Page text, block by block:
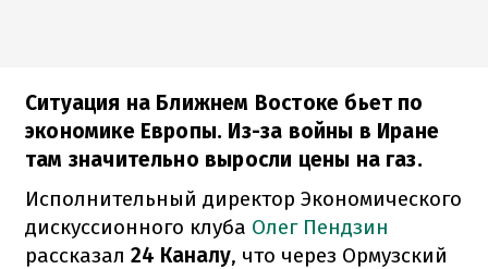
Ситуация на Ближнем Востоке бьет по
экономике Европы. Из-за войны в Иране
там значительно выросли цены на газ.
Исполнительный директор Экономического
дискуссионного клуба Олег Пендзин
рассказал 24 Каналу, что через Ормузский